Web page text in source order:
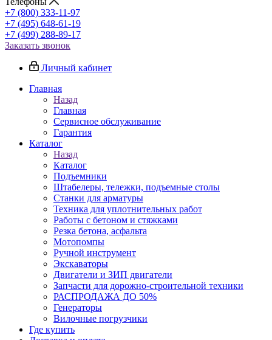
+7 (800) 333-11-97
+7 (495) 648-61-19
+7 (499) 288-89-17
Заказать звонок
Личный кабинет
Главная
Назад
Главная
Сервисное обслуживание
Гарантия
Каталог
Назад
Каталог
Подъемники
Штабелеры, тележки, подъемные столы
Станки для арматуры
Техника для уплотнительных работ
Работы с бетоном и стяжками
Резка бетона, асфальта
Мотопомпы
Ручной инструмент
Экскаваторы
Двигатели и ЗИП двигатели
Запчасти для дорожно-строительной техники
РАСПРОДАЖА ДО 50%
Генераторы
Вилочные погрузчики
Где купить